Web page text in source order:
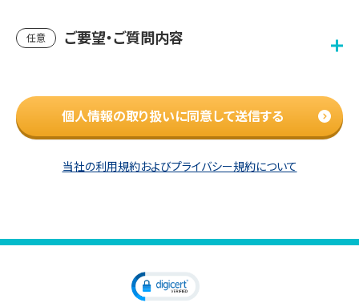
任意 ご要望・ご質問内容
個人情報の取り扱いに同意して送信する
当社の利用規約およびプライバシー規約について